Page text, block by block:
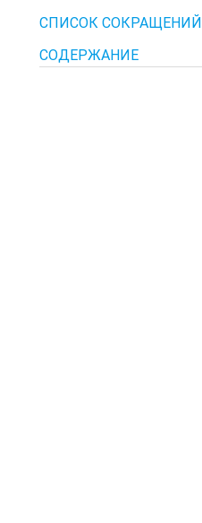
СПИСОК СОКРАЩЕНИЙ
СОДЕРЖАНИЕ